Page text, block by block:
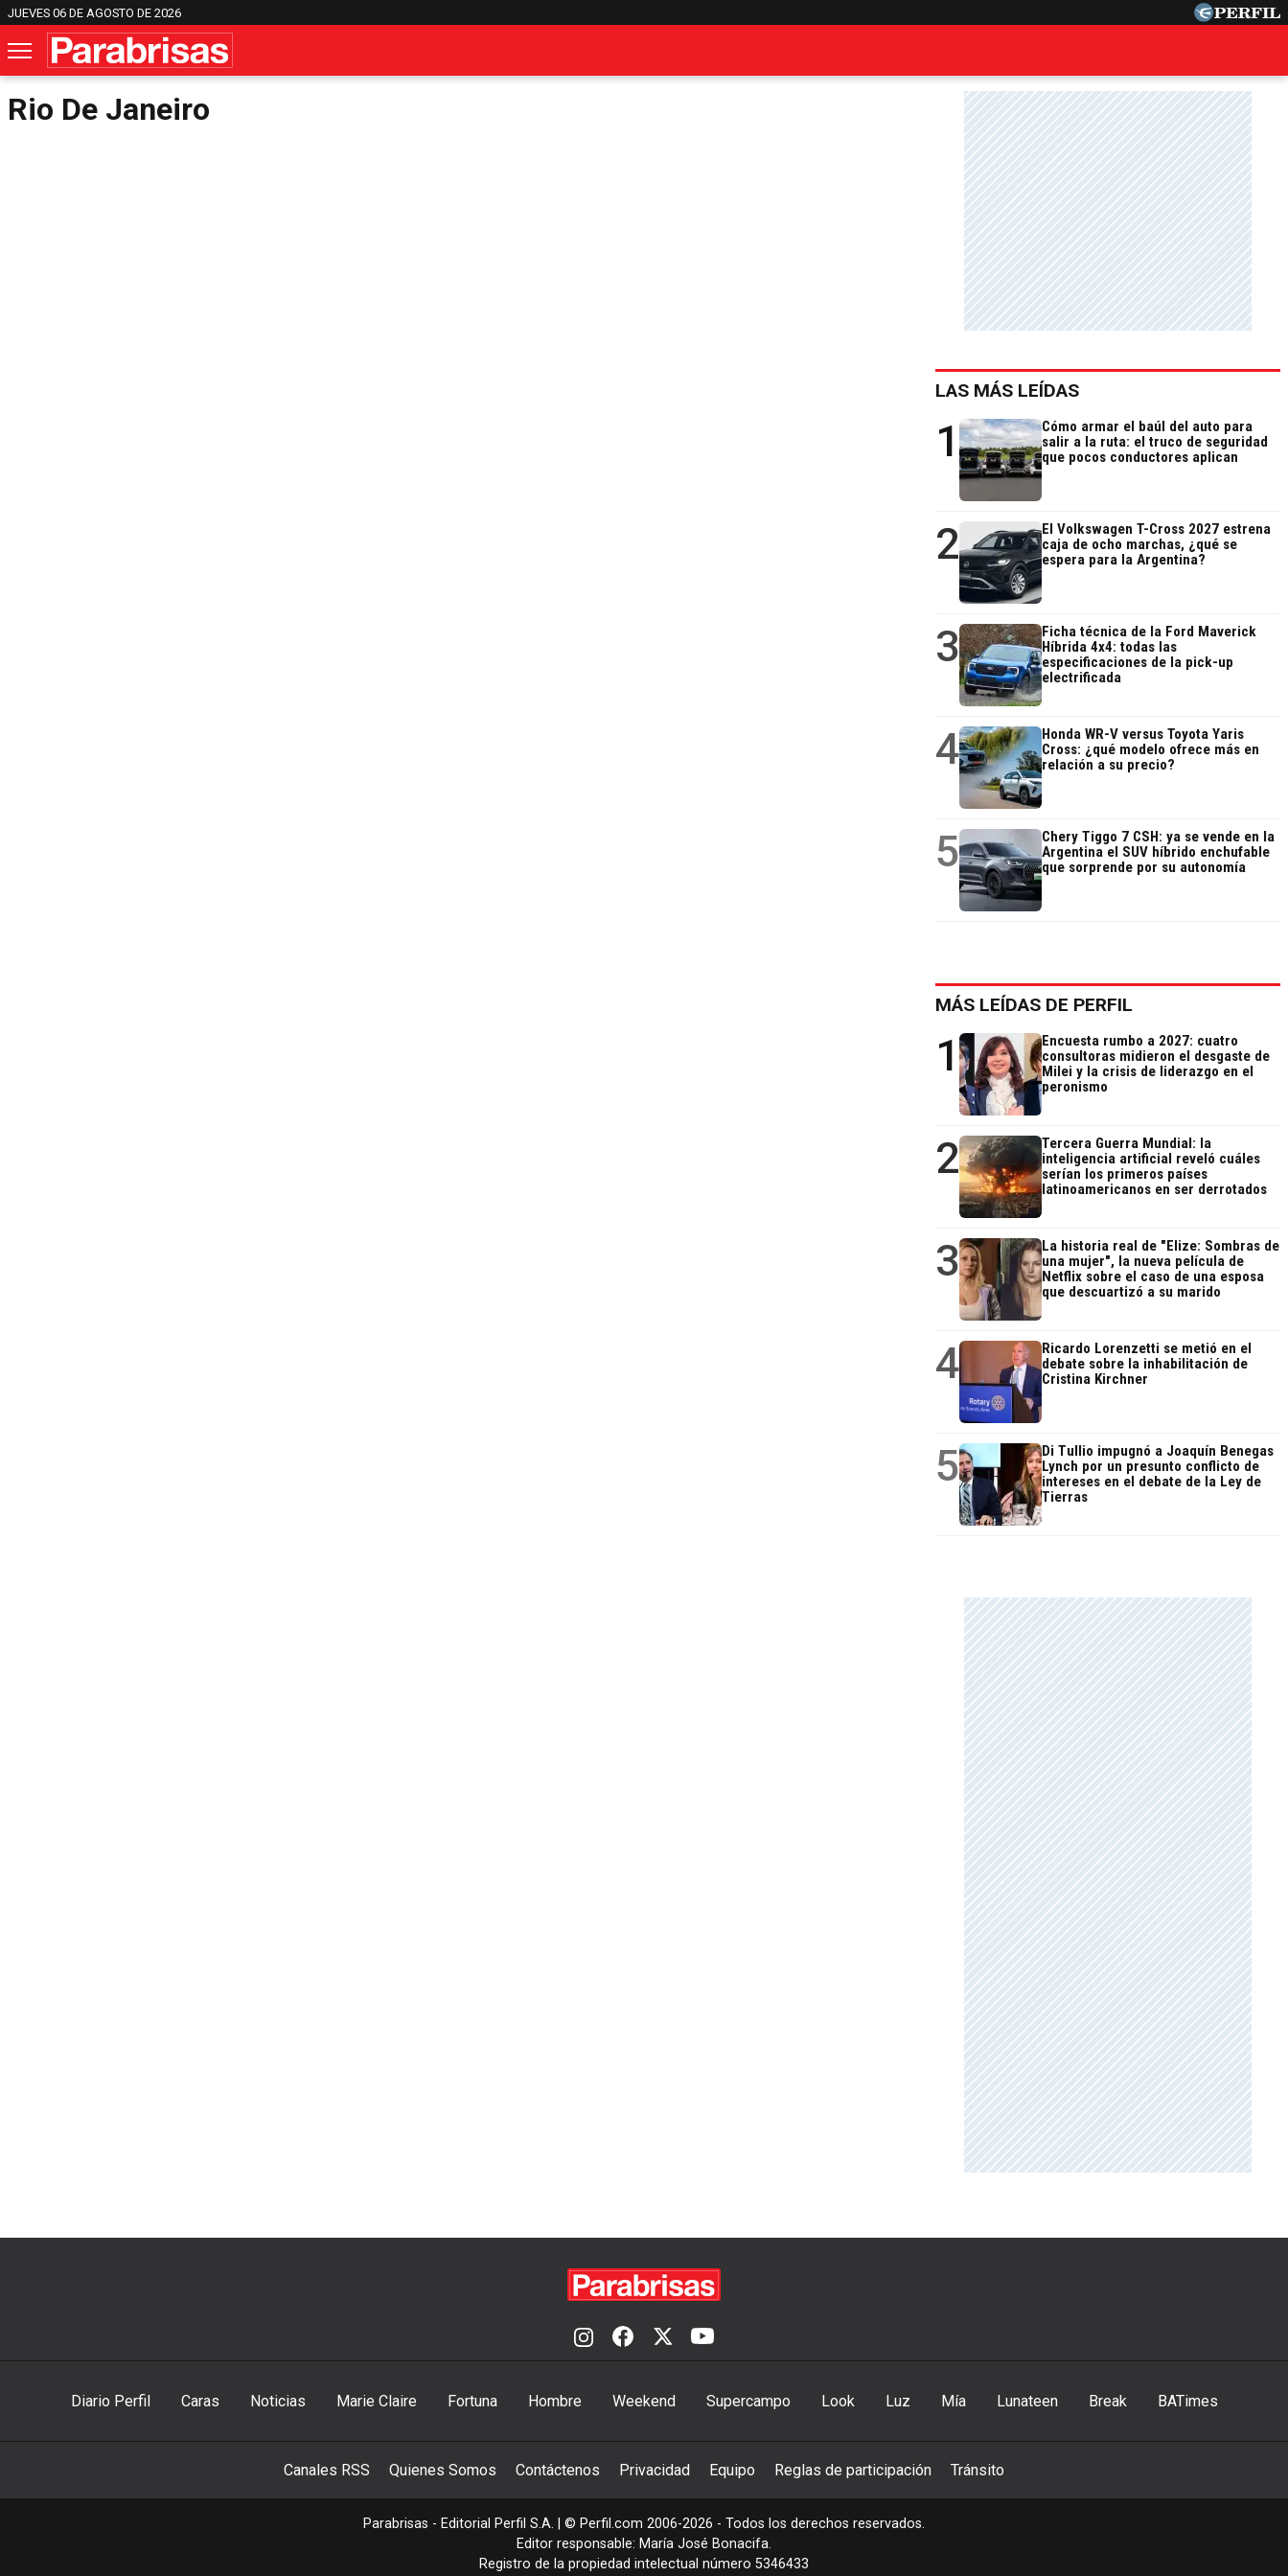
JUEVES 06 DE AGOSTO DE 2026
Rio De Janeiro
LAS MÁS LEÍDAS
1
Cómo armar el baúl del auto para
salir a la ruta: el truco de seguridad
que pocos conductores aplican
2
El Volkswagen T-Cross 2027 estrena
caja de ocho marchas, ¿qué se
espera para la Argentina?
3
Ficha técnica de la Ford Maverick
Híbrida 4x4: todas las
especificaciones de la pick-up
electrificada
4
Honda WR-V versus Toyota Yaris
Cross: ¿qué modelo ofrece más en
relación a su precio?
5
Chery Tiggo 7 CSH: ya se vende en la
Argentina el SUV híbrido enchufable
que sorprende por su autonomía
MÁS LEÍDAS DE PERFIL
1
Encuesta rumbo a 2027: cuatro
consultoras midieron el desgaste de
Milei y la crisis de liderazgo en el
peronismo
2
Tercera Guerra Mundial: la
inteligencia artificial reveló cuáles
serían los primeros países
latinoamericanos en ser derrotados
3
La historia real de "Elize: Sombras de
una mujer", la nueva película de
Netflix sobre el caso de una esposa
que descuartizó a su marido
4
Ricardo Lorenzetti se metió en el
debate sobre la inhabilitación de
Cristina Kirchner
5
Di Tullio impugnó a Joaquín Benegas
Lynch por un presunto conflicto de
intereses en el debate de la Ley de
Tierras
Diario Perfil Caras Noticias Marie Claire Fortuna Hombre Weekend Supercampo Look Luz Mía Lunateen Break BATimes
Canales RSS Quienes Somos Contáctenos Privacidad Equipo Reglas de participación Tránsito
Parabrisas - Editorial Perfil S.A. | © Perfil.com 2006-2026 - Todos los derechos reservados.
Editor responsable: María José Bonacifa.
Registro de la propiedad intelectual número 5346433